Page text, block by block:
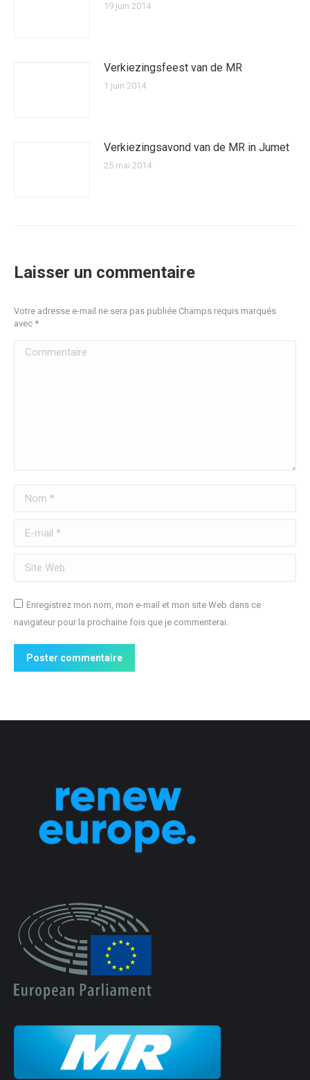
19 juin 2014
Verkiezingsfeest van de MR
1 juin 2014
Verkiezingsavond van de MR in Jumet
25 mai 2014
Laisser un commentaire
Votre adresse e-mail ne sera pas publiée Champs requis marqués
avec *
Commentaire
Nom *
E-mail *
Site Web
Enregistrez mon nom, mon e-mail et mon site Web dans ce
navigateur pour la prochaine fois que je commenterai.
Poster commentaire